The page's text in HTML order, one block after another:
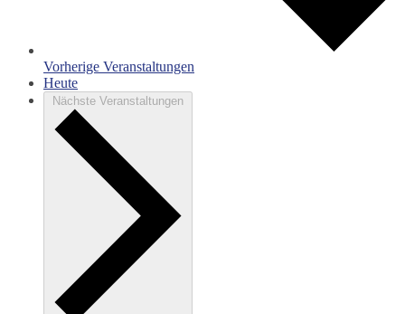
Vorherige Veranstaltungen
Heute
Nächste Veranstaltungen